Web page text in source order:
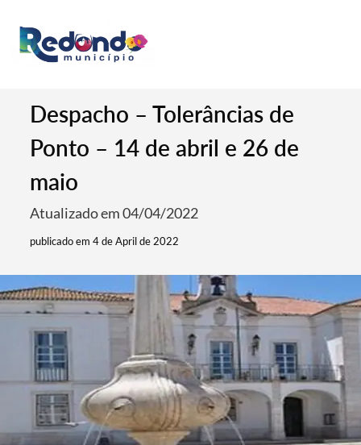
Despacho – Tolerâncias de
Ponto – 14 de abril e 26 de
maio
Atualizado em 04/04/2022
publicado em 4 de April de 2022